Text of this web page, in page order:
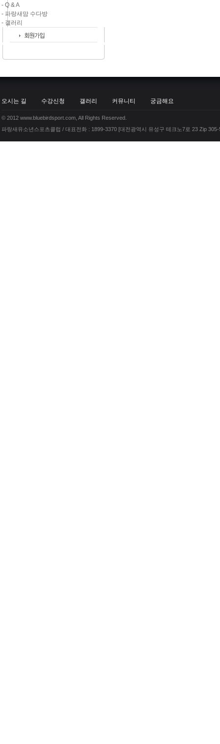
- Q & A
- 파랑새맘 수다방
- 갤러리
오시는 길 수강신청 갤러리 커뮤니티 궁금해요
© 2012 www.bluebirdsport.com, All Rights Reserved.
파랑새유소년스포츠클럽 / 대표전화 : 1899-3370 [대전광역시 유성구 테크노7로 23 Zip 305-